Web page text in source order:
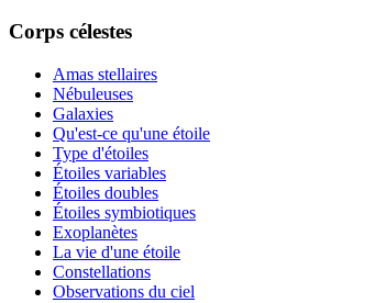
Corps célestes
Amas stellaires
Nébuleuses
Galaxies
Qu'est-ce qu'une étoile
Type d'étoiles
Étoiles variables
Étoiles doubles
Étoiles symbiotiques
Exoplanètes
La vie d'une étoile
Constellations
Observations du ciel